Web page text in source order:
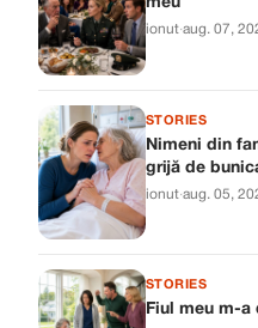
meu
ionut·aug. 07,
STORIES
Nimeni din
grijă de
ionut·aug. 05,
STORIES
Fiul meu m-a